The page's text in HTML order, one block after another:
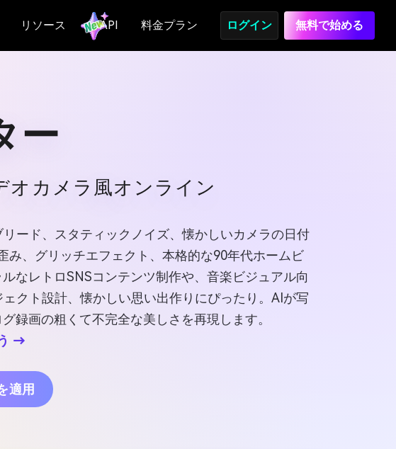
リソース API 料金プラン ログイン 無料で始める
ー
オカメラ風オンライン
ード、スタティックノイズ、懐かしいカメラの日付
み、グリッチエフェクト、本格的な90年代ホームビ
なレトロSNSコンテンツ制作や、音楽ビジュアル向
クト設計、懐かしい思い出作りにぴったり。AIが写
録画の粗くて不完全な美しさを再現します。
→
適用